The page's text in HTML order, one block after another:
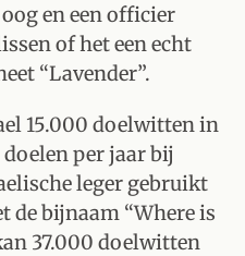
en een officier
of het een echt
“Lavender”.
15.000 doelwitten in
doelen per jaar bij
leger gebruikt
de bijnaam “Where is
37.000 doelwitten